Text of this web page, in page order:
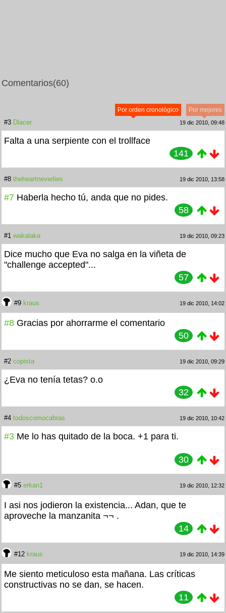
Comentarios(60)
Por mejores
Por orden cronológico
#3 Dlacer 19 dic 2010, 09:48
Falta a una serpiente con el trollface
141
#8 theheartneverlies 19 dic 2010, 13:58
#7 Haberla hecho tú, anda que no pides.
58
#1 wakalaka 19 dic 2010, 09:23
Dice mucho que Eva no salga en la viñeta de
"challenge accepted"...
57
#9 kraus 19 dic 2010, 14:02
#8 Gracias por ahorrarme el comentario
50
#2 copista 19 dic 2010, 09:29
¿Eva no tenía tetas? o.o
32
#4 todoscomocabras 19 dic 2010, 10:42
#3 Me lo has quitado de la boca. +1 para ti.
30
#5 erkan1 19 dic 2010, 12:32
I asi nos jodieron la existencia... Adan, que te
aproveche la manzanita ¬¬ .
14
#12 kraus 19 dic 2010, 14:39
Me siento meticuloso esta mañana. Las críticas
constructivas no se dan, se hacen.
11